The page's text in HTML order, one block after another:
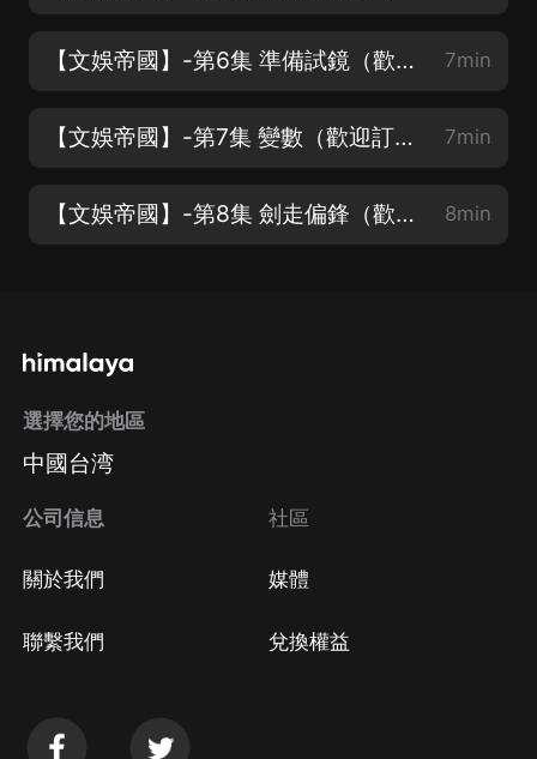
【文娛帝國】-第6集 準備試鏡（歡迎訂閱關注，點讚評論，月票投喂喲~） 7min
【文娛帝國】-第7集 變數（歡迎訂閱關注，點讚評論，月票投喂喲~） 7min
【文娛帝國】-第8集 劍走偏鋒（歡迎訂閱關注，點讚評論，月票投喂喲~） 8min
選擇您的地區
中國台湾
公司信息
關於我們
聯繫我們
社區
媒體
兌換權益